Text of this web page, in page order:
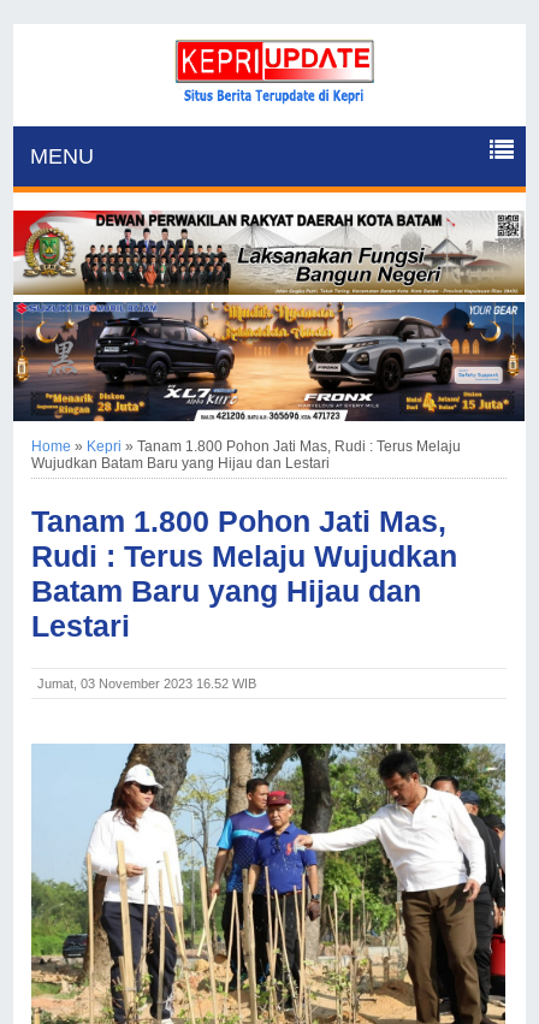
MENU
Home » Kepri »Tanam 1.800 Pohon Jati Mas, Rudi : Terus Melaju
Wujudkan Batam Baru yang Hijau dan Lestari
Tanam 1.800 Pohon Jati Mas,
Rudi : Terus Melaju Wujudkan
Batam Baru yang Hijau dan
Lestari
Jumat, 03 November 2023 16.52 WIB